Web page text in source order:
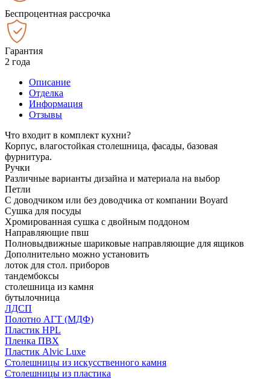
Беспроцентная рассрочка
Гарантия
2 года
Описание
Отделка
Информация
Отзывы
Что входит в комплект кухни?
Корпус, влагостойкая столешница, фасады, базовая
фурнитура.
Ручки
Различные варианты дизайна и материала на выбор
Петли
С доводчиком или без доводчика от компании Boyard
Сушка для посуды
Хромированная сушка с двойным поддоном
Направляющие пвш
Полновыдвижные шариковые направляющие для ящиков
Дополнительно можно установить
лоток для стол. приборов
тандембоксы
столешница из камня
бутылочница
ЛДСП
Полотно АГТ (МДФ)
Пластик HPL
Пленка ПВХ
Пластик Alvic Luxe
Столешницы из искусственного камня
Столешницы из пластика